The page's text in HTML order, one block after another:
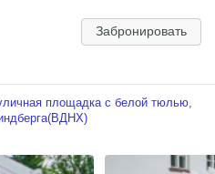
(вся вторая половина дня);
QT600II-M;
зала - 2 часа.
Забронировать
площадка с белой тюлью,